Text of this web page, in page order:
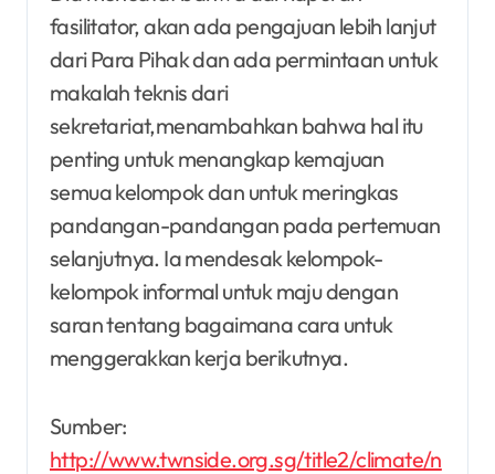
fasilitator, akan ada pengajuan lebih lanjut
dari Para Pihak dan ada permintaan untuk
makalah teknis dari
sekretariat,menambahkan bahwa hal itu
penting untuk menangkap kemajuan
semua kelompok dan untuk meringkas
pandangan-pandangan pada pertemuan
selanjutnya. Ia mendesak kelompok-
kelompok informal untuk maju dengan
saran tentang bagaimana cara untuk
menggerakkan kerja berikutnya.
Sumber:
http://www.twnside.org.sg/title2/climate/n